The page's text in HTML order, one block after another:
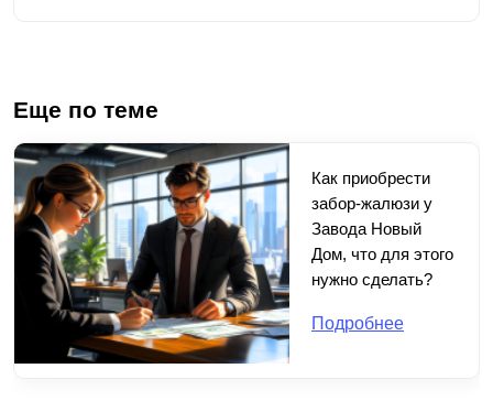
Еще по теме
Как приобрести
забор-жалюзи у
Завода Новый
Дом, что для этого
нужно сделать?
Подробнее